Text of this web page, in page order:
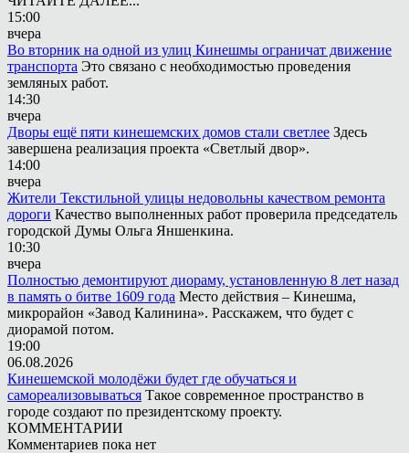
15:00
вчера
Во вторник на одной из улиц Кинешмы ограничат движение
транспорта Это связано с необходимостью проведения
земляных работ.
14:30
вчера
Дворы ещё пяти кинешемских домов стали светлее Здесь
завершена реализация проекта «Светлый двор».
14:00
вчера
Жители Текстильной улицы недовольны качеством ремонта
дороги Качество выполненных работ проверила председатель
городской Думы Ольга Яншенкина.
10:30
вчера
Полностью демонтируют диораму, установленную 8 лет назад
в память о битве 1609 года Место действия – Кинешма,
микрорайон «Завод Калинина». Расскажем, что будет с
диорамой потом.
19:00
06.08.2026
Кинешемской молодёжи будет где обучаться и
самореализовываться Такое современное пространство в
городе создают по президентскому проекту.
КОММЕНТАРИИ
Комментариев пока нет